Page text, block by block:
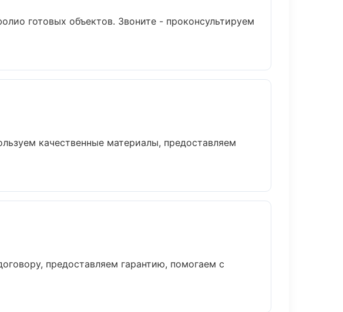
готовых объектов. Звоните - проконсультируем
качественные материалы, предоставляем
предоставляем гарантию, помогаем с